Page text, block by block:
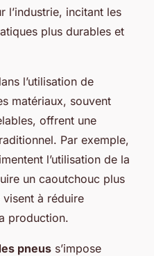
l’industrie, incitant les
plus durables et
l’utilisation de
matériaux, souvent
offrent une
Par exemple,
l’utilisation de la
un caoutchouc plus
à réduire
production.
pneus s’impose